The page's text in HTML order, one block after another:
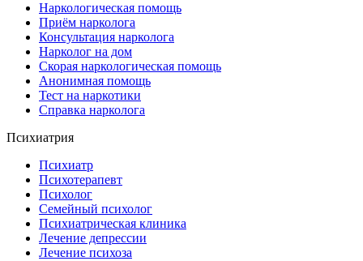
Наркологическая помощь
Приём нарколога
Консультация нарколога
Нарколог на дом
Скорая наркологическая помощь
Анонимная помощь
Тест на наркотики
Справка нарколога
Психиатрия
Психиатр
Психотерапевт
Психолог
Семейный психолог
Психиатрическая клиника
Лечение депрессии
Лечение психоза